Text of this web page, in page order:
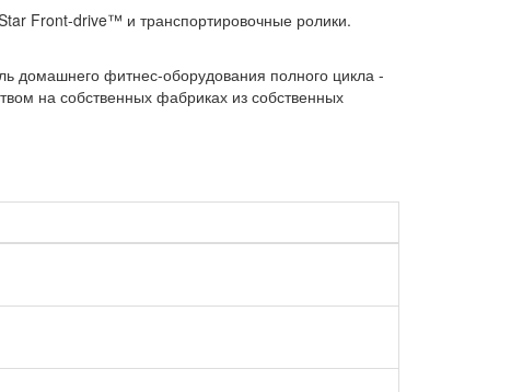
Front-drive™ и транспортировочные ролики.
домашнего фитнес-оборудования полного цикла -
на собственных фабриках из собственных